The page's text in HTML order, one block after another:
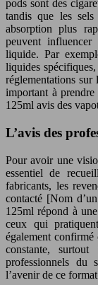
pods sont des
tandis que les
absorption plus
peuvent
liquide. Par
liquides
réglementations sur
important à
125ml avis des
L’avis des
Pour avoir une
essentiel de
fabricants, les
contacté [Nom
125ml répond à
ceux qui
également
constante,
professionnels du
l’avenir de ce